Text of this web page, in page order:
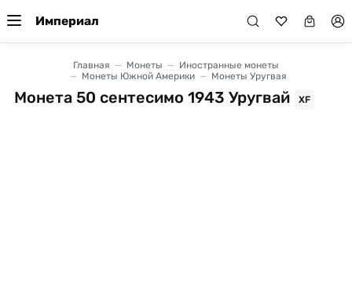
Империал
Главная Монеты
Иностранные монеты
Монеты Южной Америки
Монеты Уругвая
Монета 50 сентесимо 1943 Уругвай XF